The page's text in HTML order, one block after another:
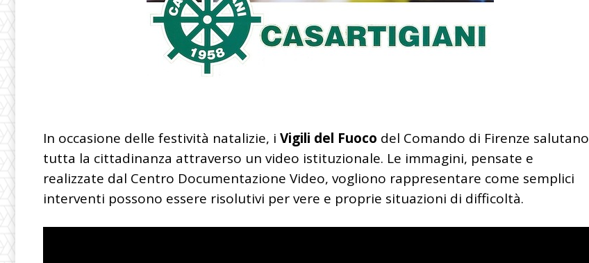
In occasione delle festività natalizie, i Vigili del Fuoco del Comando di Firenze salutano
tutta la cittadinanza attraverso un video istituzionale. Le immagini, pensate e
realizzate dal Centro Documentazione Video, vogliono rappresentare come semplici
interventi possono essere risolutivi per vere e proprie situazioni di difficoltà.